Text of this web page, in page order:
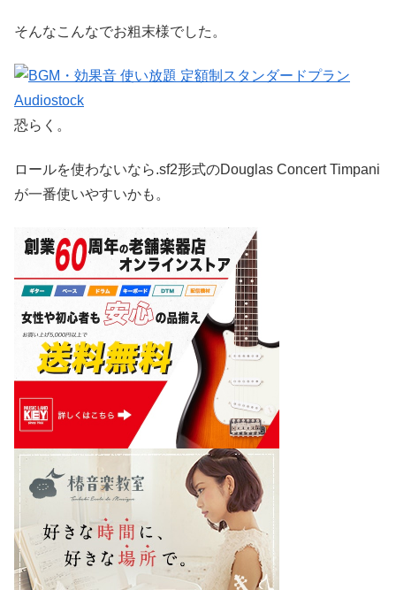
そんなこんなでお粗末様でした。
恐らく。
ロールを使わないなら.sf2形式のDouglas Concert Timpani
が一番使いやすいかも。